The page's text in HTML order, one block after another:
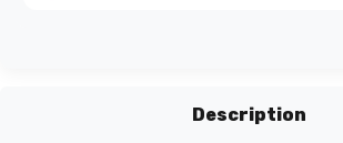
Description